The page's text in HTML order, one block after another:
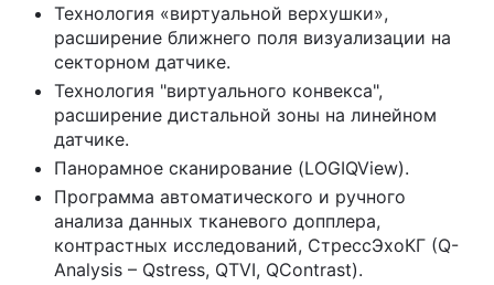
Технология «виртуальной верхушки»,
расширение ближнего поля визуализации на
секторном датчике.
Технология "виртуального конвекса",
расширение дистальной зоны на линейном
датчике.
Панорамное сканирование (LOGIQView).
Программа автоматического и ручного
анализа данных тканевого допплера,
контрастных исследований, СтрессЭхоКГ (Q-
Analysis – Qstress, QTVI, QContrast).